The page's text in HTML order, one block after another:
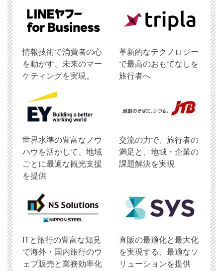
情報技術で消費者の心
を動かす、未来のマー
ケティングを実現。
革新的なテクノロジー
で最高のおもてなしを
旅行者へ
世界水準の豊富なノウ
ハウを活かして、地域
ごとに最適な観光支援
を提供
交流の力で、旅行者の
満足と、地域・企業の
課題解決を実現
ITと旅行の豊富な知見
で海外・国内旅行のウ
ェブ販売と業務効率化
直販の最適化と最大化
を実現する、最適なソ
リューションを提供